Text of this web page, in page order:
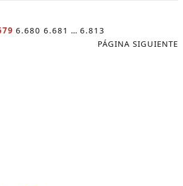
6.680 6.681 … 6.813
PÁGINA SIGUIENTE